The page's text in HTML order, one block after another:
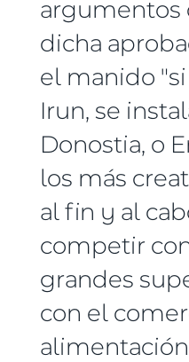
argumentos
dicha
el manido
Irun, se
Donostia, o
los más
al fin y al
competir
grandes
con el